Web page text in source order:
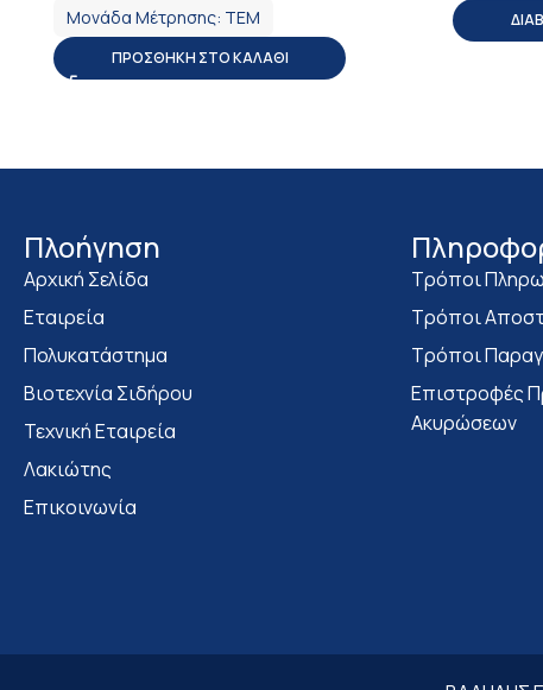
Μονάδα Μέτρησης: ΤΕΜ
ΠΡΟΣΘΉΚΗ ΣΤΟ ΚΑΛΆΘΙ
Πλοήγηση
Αρχική Σελίδα
Εταιρεία
Πολυκατάστημα
Bιοτεχνία Σιδήρου
Τεχνική Εταιρεία
Λακιώτης
Επικοινωνία
Τρόποι
Τρόποι
Τρόποι
Επιστροφές
Ακυρώσεων